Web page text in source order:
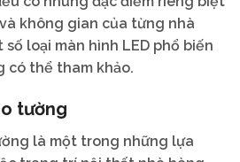
không gian của từng nhà
loại màn hình LED phổ biến
có thể tham khảo.
tường
là một trong những lựa